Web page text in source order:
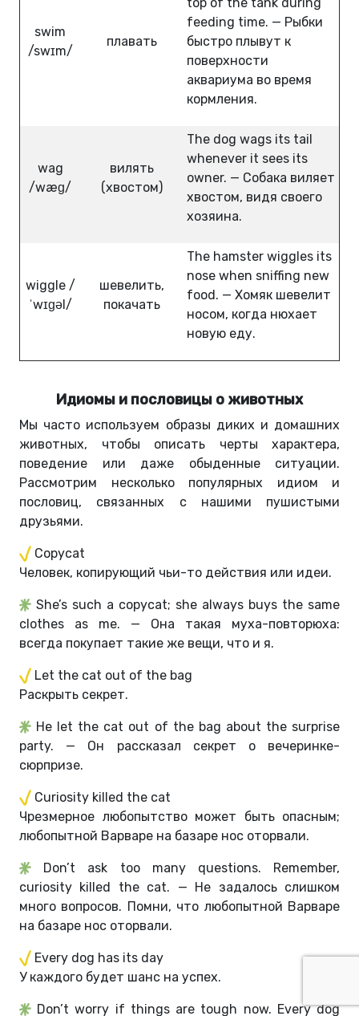
swim
/swɪm/
плавать
feeding time. — Рыбки
быстро плывут к
поверхности
аквариума во время
кормления.
wag
/wæɡ/
вилять
(хвостом)
The dog wags its tail
whenever it sees its
owner. — Собака виляет
хвостом, видя своего
хозяина.
wiggle /
ˈwɪɡəl/
шевелить,
покачать
The hamster wiggles its
nose when sniffing new
food. — Хомяк шевелит
носом, когда нюхает
новую еду.
Идиомы и пословицы о животных
Мы часто используем образы диких и домашних
животных, чтобы описать черты характера,
поведение или даже обыденные ситуации.
Рассмотрим несколько популярных идиом и
пословиц, связанных с нашими пушистыми
друзьями.
Copycat
Человек, копирующий чьи-то действия или идеи.
She’s such a copycat; she always buys the same
clothes as me. — Она такая муха-повторюха:
всегда покупает такие же вещи, что и я.
Let the cat out of the bag
Раскрыть секрет.
He let the cat out of the bag about the surprise
party. — Он рассказал секрет о вечеринке-
cюрпризе.
Curiosity killed the cat
Чрезмерное любопытство может быть опасным;
любопытной Варваре на базаре нос оторвали.
Don’t ask too many questions. Remember,
curiosity killed the cat. — Не задалось слишком
много вопросов. Помни, что любопытной Варваре
на базаре нос оторвали.
Every dog has its day
У каждого будет шанс на успех.
Don’t worry if things are tough now. Every dog